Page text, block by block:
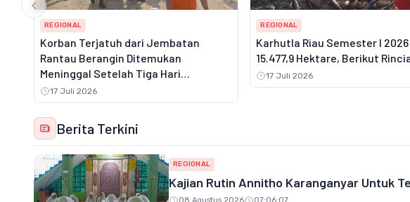
REGIONAL
Korban Terjatuh dari Jembatan
Rantau Berangin Ditemukan
Meninggal Setelah Tiga Hari
Pencarian
17 Juli 2026
REGIONAL
Karhutla Riau Semester I 2026
15.477,9 Hektare, Berikut
17 Juli 2026
Berita Terkini
REGIONAL
Kajian Rutin Annitho Karanganyar Untuk